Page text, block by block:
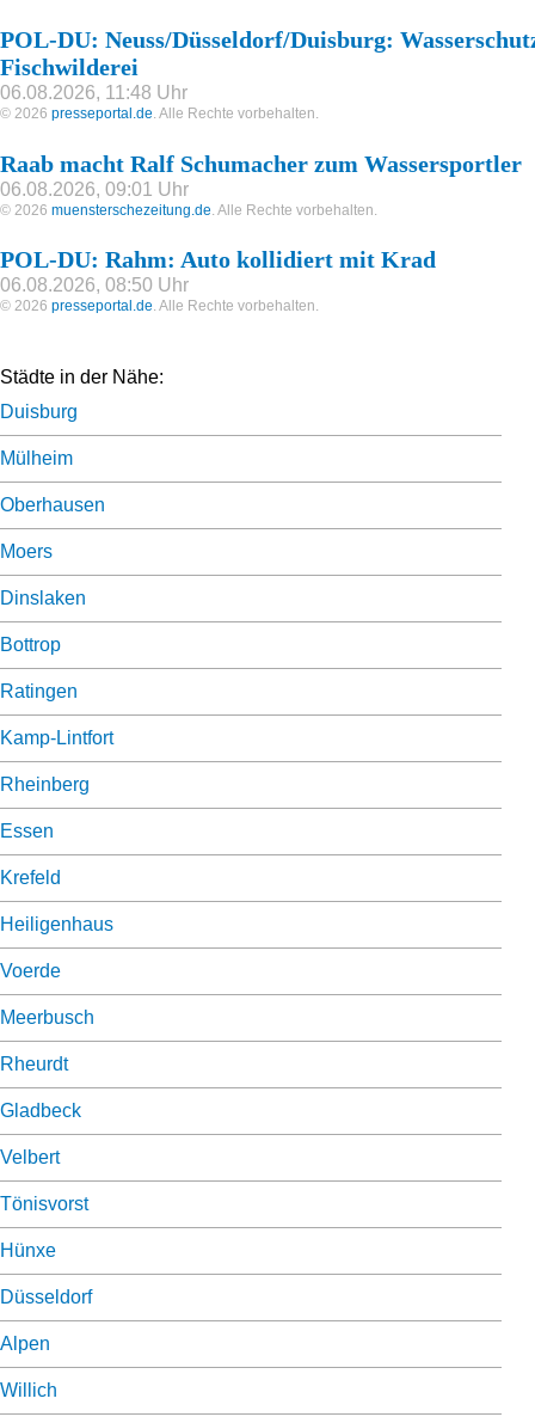
POL-DU: Neuss/Düsseldorf/Duisburg:
Fischwilderei
06.08.2026, 11:48 Uhr
© 2026 presseportal.de. Alle Rechte vorbehalten.
Raab macht Ralf Schumacher zum Wassersportler
06.08.2026, 09:01 Uhr
© 2026 muensterschezeitung.de . Alle Rechte vorbehalten.
POL-DU: Rahm: Auto kollidiert mit Krad
06.08.2026, 08:50 Uhr
© 2026 presseportal.de. Alle Rechte vorbehalten.
Städte in der Nähe:
Duisburg
Mülheim
Oberhausen
Moers
Dinslaken
Bottrop
Ratingen
Kamp-Lintfort
Rheinberg
Essen
Krefeld
Heiligenhaus
Voerde
Meerbusch
Rheurdt
Gladbeck
Velbert
Tönisvorst
Hünxe
Düsseldorf
Alpen
Willich